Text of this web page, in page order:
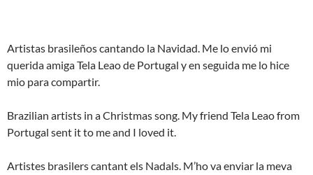
Artistas brasileños cantando la Navidad. Me lo envió mi
querida amiga Tela Leao de Portugal y en seguida me lo hice
mio para compartir.
Brazilian artists in a Christmas song. My friend Tela Leao from
Portugal sent it to me and I loved it.
Artistes brasilers cantant els Nadals. M’ho va enviar la meva